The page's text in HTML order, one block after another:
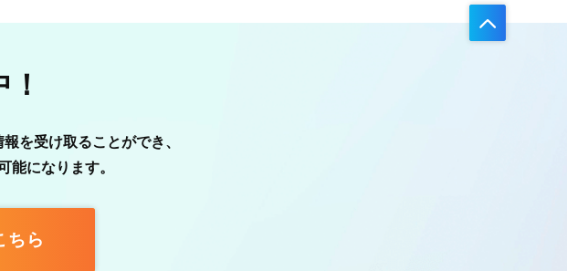
を受け取ることができ、
能になります。
ちら